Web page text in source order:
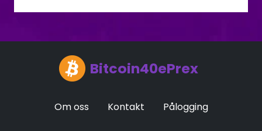
Bitcoin40ePrex
Om oss Kontakt Pålogging